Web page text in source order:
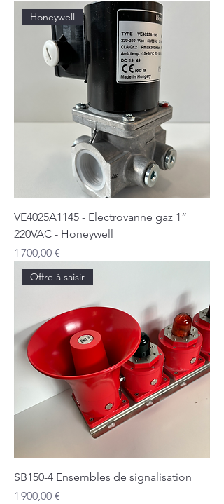
Honeywell
VE4025A1145 - Electrovanne gaz 1“
220VAC - Honeywell
Prix
1 700,00 €
Offre à saisir
SB150-4 Ensembles de signalisation
Prix
1 900,00 €